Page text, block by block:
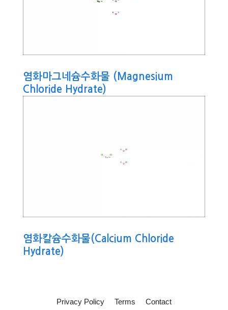
염화마그네슘수화물 (Magnesium
Chloride Hydrate)
염화칼슘수화물(Calcium Chloride
Hydrate)
Privacy Policy Terms Contact